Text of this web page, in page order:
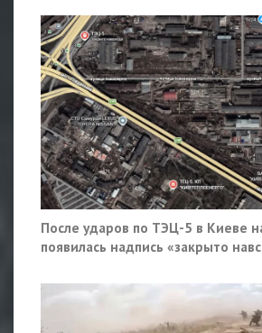
После ударов по ТЭЦ-5 в Киеве
появилась надпись «закрыто